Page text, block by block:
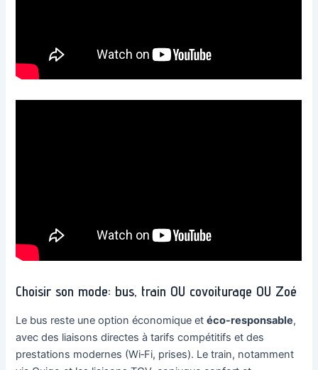
Choisir son mode: bus, train OU covoiturage OU Zoé
Le bus reste une option économique etéco-responsable,
avec des liaisons directes à tarifs compétitifs et des
prestations modernes (Wi‑Fi, prises). Le train, notamment